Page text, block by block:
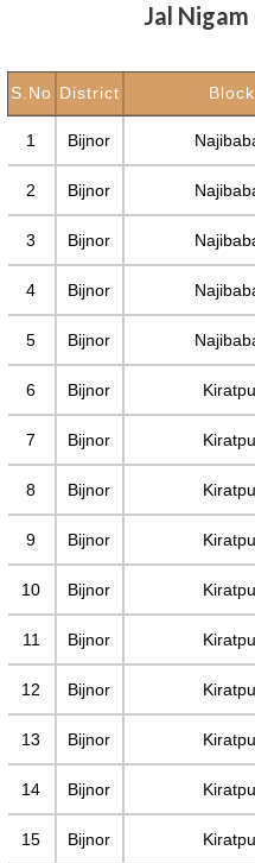
Jal
S.No District Block
1 Bijnor
2 Bijnor
3 Bijnor
4 Bijnor
5 Bijnor
6 Bijnor
7 Bijnor
8 Bijnor
9 Bijnor
10 Bijnor
11 Bijnor
12 Bijnor
13 Bijnor
14 Bijnor
15 Bijnor